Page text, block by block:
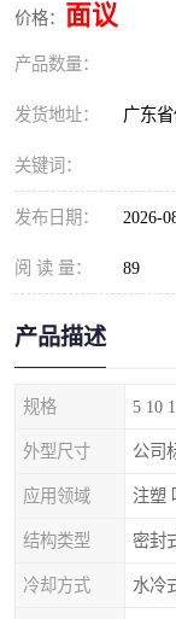
价格： 面议
产品数量：
发货地址： 广东
关键词：
发布日期： 2026-
阅 读 量： 89
产品描述
规格 5 10
外型尺寸 公司
应用领域 注塑
结构类型 密封
冷却方式 水冷